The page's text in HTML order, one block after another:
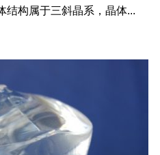
结构属于三斜晶系，晶体...